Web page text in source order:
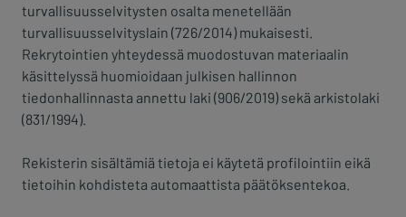
turvallisuusselvitysten osalta menetellään
turvallisuusselvityslain (726/2014) mukaisesti.
Rekrytointien yhteydessä muodostuvan materiaalin
käsittelyssä huomioidaan julkisen hallinnon
tiedonhallinnasta annettu laki (906/2019) sekä arkistolaki
(831/1994).
Rekisterin sisältämiä tietoja ei käytetä profilointiin eikä
tietoihin kohdisteta automaattista päätöksentekoa.